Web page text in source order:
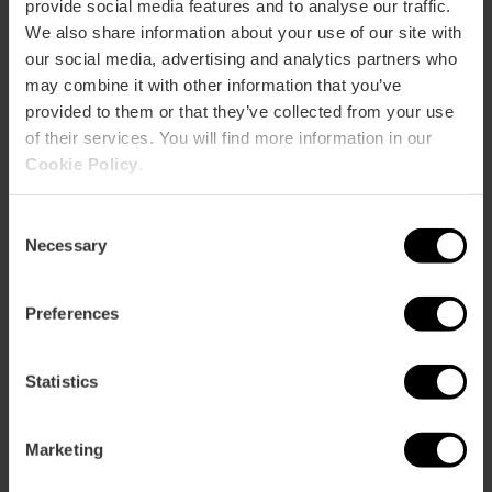
provide social media features and to analyse our traffic.
We also share information about your use of our site with
our social media, advertising and analytics partners who
may combine it with other information that you’ve
provided to them or that they’ve collected from your use
of their services. You will find more information in our
Cookie Policy
Selection
Necessary
Preferences
Statistics
Marketing
Cómo llegar
Calle Blanqueria 4